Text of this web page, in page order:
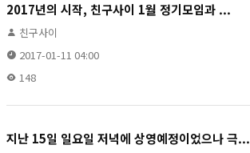
2017년의 시작, 친구사이 1월 정기모임과 ...
친구사이
2017-01-11 04:00
148
지난 15일 일요일 저녁에 상영예정이었으나 극...